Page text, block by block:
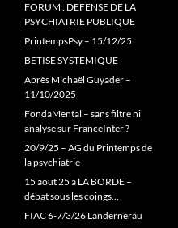
FORUM : DEFENSE DE LA
PSYCHIATRIE PUBLIQUE
PrintempsPsy – 15/12/25
BETISE SYSTEMIQUE
Après Michaël Guyader –
11/10/2025
FondaMental – sans filtre ni
analyse sur FranceInter ?
20/9/25 – AG du Printemps de
la psychiatrie
15 aout 25 a LA BORDE –
débat sous les coings…
FIAC 6-7/3/26 Landernerau